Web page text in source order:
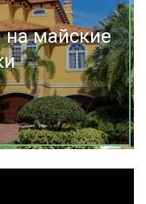
майские